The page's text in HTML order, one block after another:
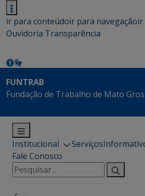
ir para conteúdoir para navegaçãoir
Ouvidoria Transparência
FUNTRAB
Fundação de Trabalho de Mato
Institucional Serviços
Fale Conosco
Pesquisar
por: